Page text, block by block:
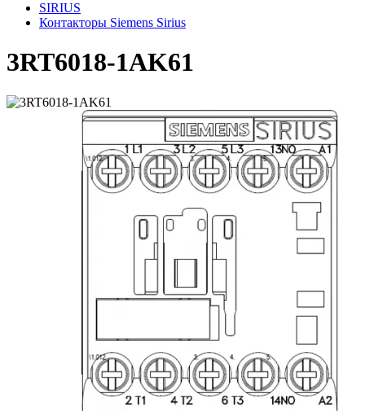
SIRIUS
Контакторы Siemens Sirius
3RT6018-1AK61